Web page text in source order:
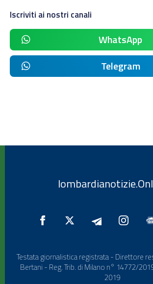
Iscriviti ai nostri canali
WhatsApp
Telegram
Testata giornalistica registrata - Direttore
Bertani - Reg. Trib. di Milano n° 14772/
2019